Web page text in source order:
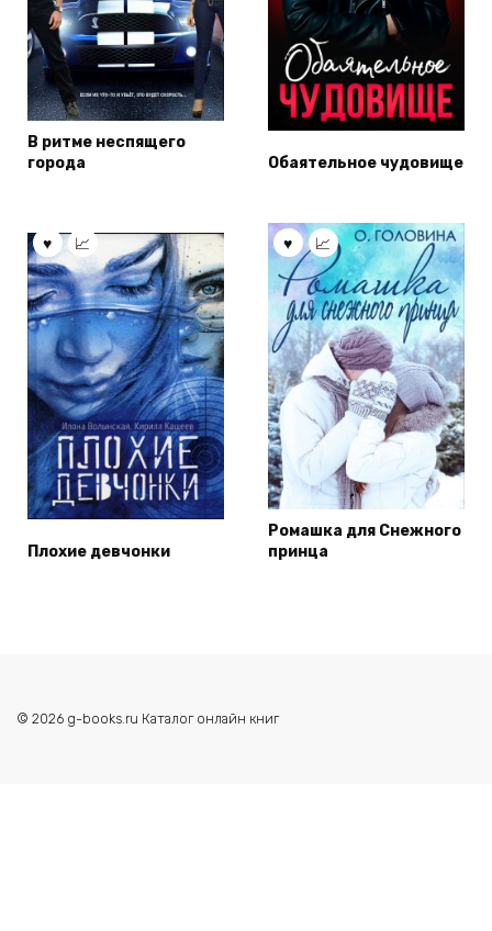
В ритме неспящего
города
Обаятельное чудовище
Плохие девчонки
Ромашка для Снежного
принца
© 2026 g-books.ru Каталог онлайн книг